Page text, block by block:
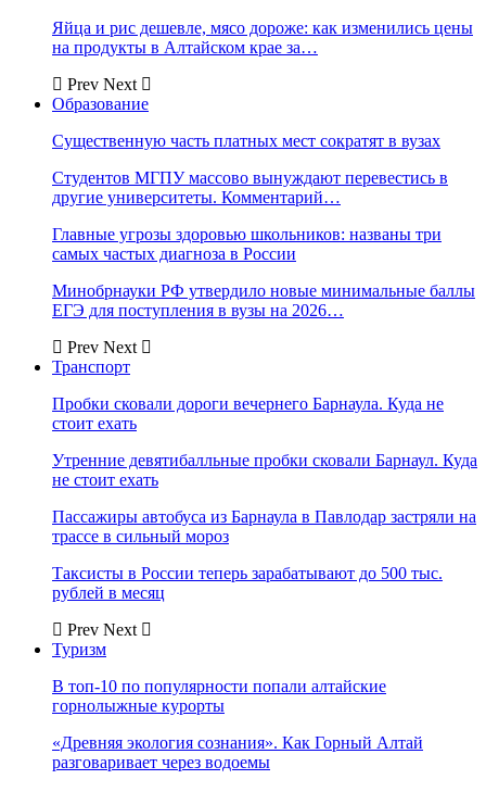
Яйца и рис дешевле, мясо дороже: как изменились цены
на продукты в Алтайском крае за…
Prev Next
Образование
Существенную часть платных мест сократят в вузах
Студентов МГПУ массово вынуждают перевестись в
другие университеты. Комментарий…
Главные угрозы здоровью школьников: названы три
самых частых диагноза в России
Минобрнауки РФ утвердило новые минимальные баллы
ЕГЭ для поступления в вузы на 2026…
Prev Next
Транспорт
Пробки сковали дороги вечернего Барнаула. Куда не
стоит ехать
Утренние девятибалльные пробки сковали Барнаул. Куда
не стоит ехать
Пассажиры автобуса из Барнаула в Павлодар застряли на
трассе в сильный мороз
Таксисты в России теперь зарабатывают до 500 тыс.
рублей в месяц
Prev Next
Туризм
В топ-10 по популярности попали алтайские
горнолыжные курорты
«Древняя экология сознания». Как Горный Алтай
разговаривает через водоемы